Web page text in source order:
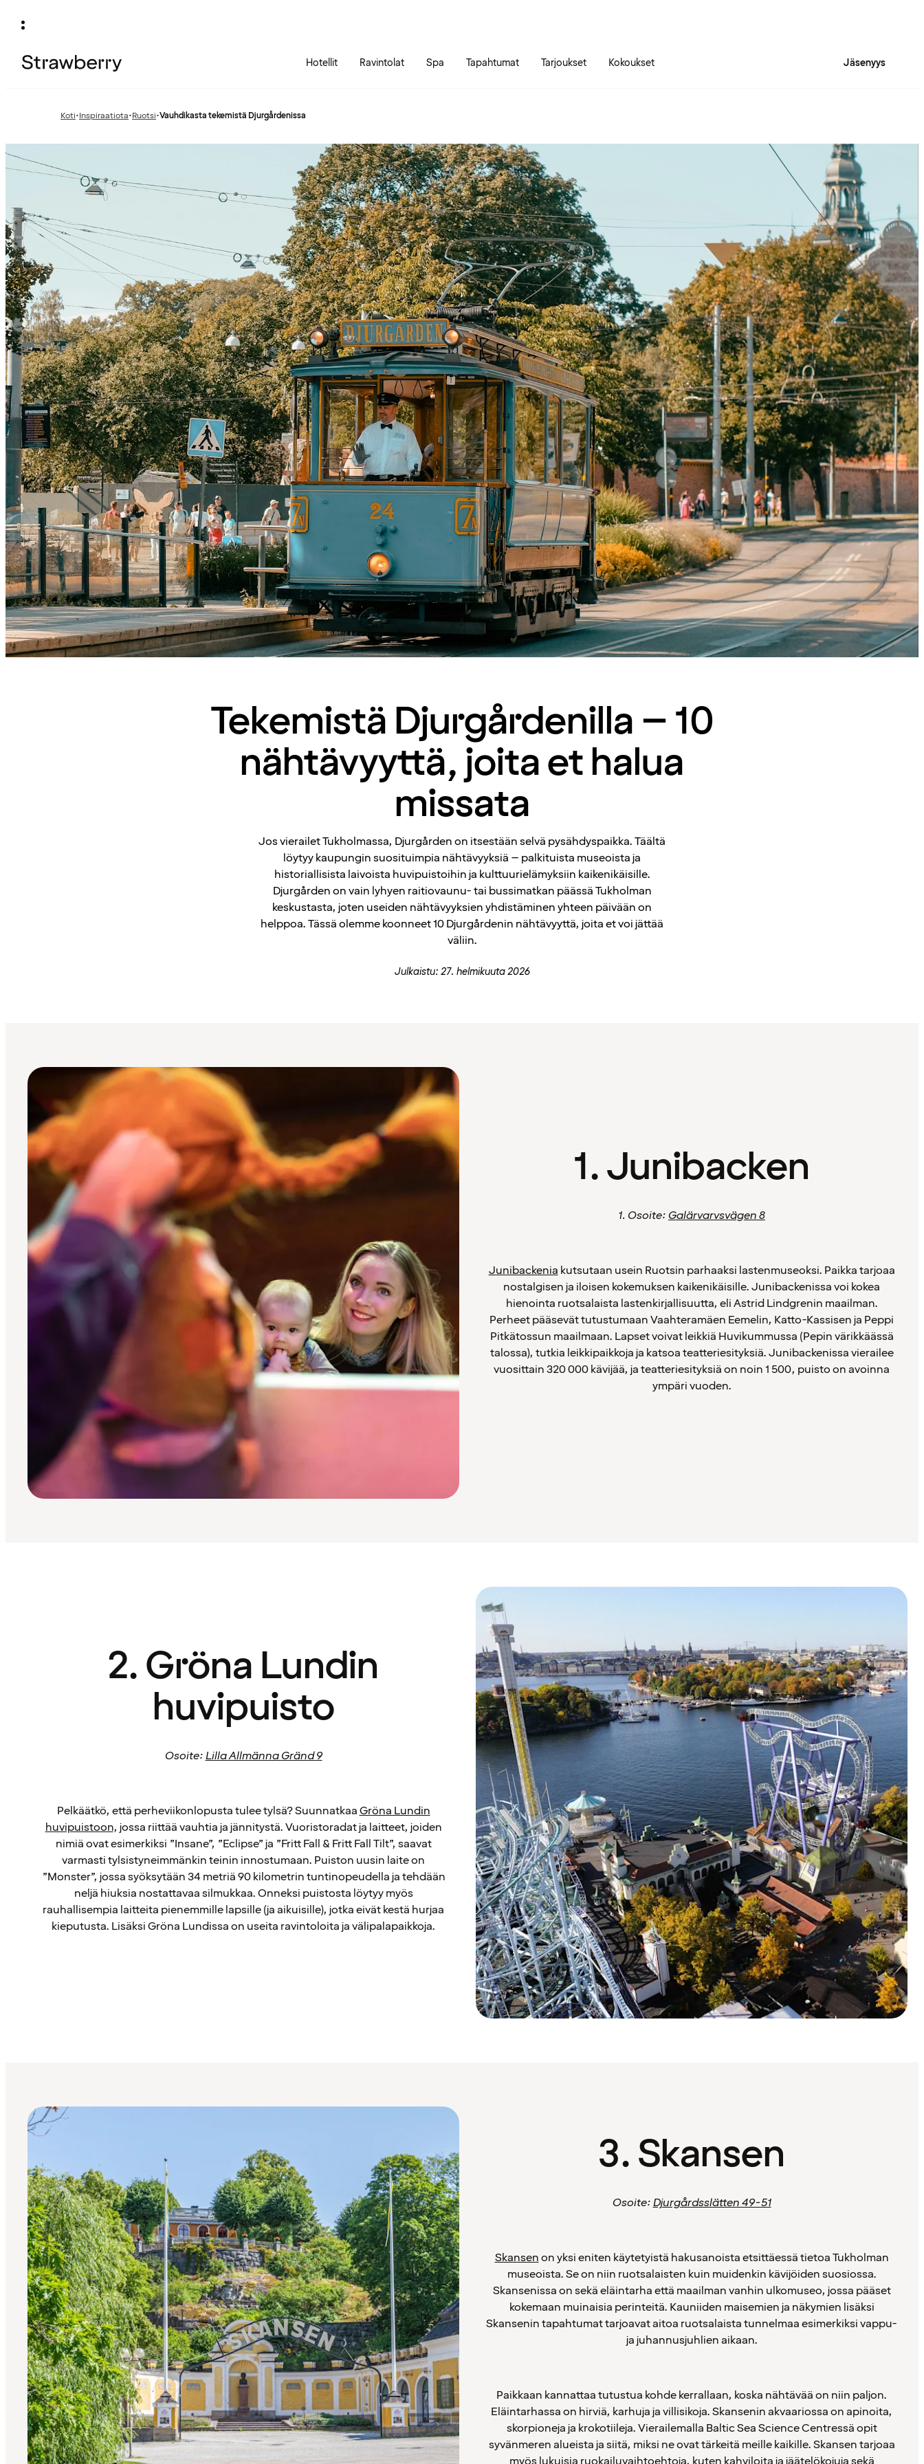
Hotellit Ravintolat Spa Tapahtumat Tarjoukset Kokoukset Jäsenyys
Koti•Edellinen
Inspiraatiota•Edellinen
Ruotsi•Vauhdikasta tekemistä Djurgårdenissa
Tekemistä Djurgårdenilla – 10
nähtävyyttä, joita et halua
missata
Jos vierailet Tukholmassa, Djurgården on itsestään selvä pysähdyspaikka. Täältä
löytyy kaupungin suosituimpia nähtävyyksiä – palkituista museoista ja
historiallisista laivoista huvipuistoihin ja kulttuurielämyksiin kaikenikäisille.
Djurgården on vain lyhyen raitiovaunu- tai bussimatkan päässä Tukholman
keskustasta, joten useiden nähtävyyksien yhdistäminen yhteen päivään on
helppoa. Tässä olemme koonneet 10 Djurgårdenin nähtävyyttä, joita et voi jättää
väliin.
Julkaistu: 27. helmikuuta 2026
1. Junibacken
1. Osoite:Galärvarvsvägen 8
Junibackenia kutsutaan usein Ruotsin parhaaksi lastenmuseoksi. Paikka tarjoaa
nostalgisen ja iloisen kokemuksen kaikenikäisille. Junibackenissa voi kokea
hienointa ruotsalaista lastenkirjallisuutta, eli Astrid Lindgrenin maailman.
Perheet pääsevät tutustumaan Vaahteramäen Eemelin, Katto-Kassisen ja Peppi
Pitkätossun maailmaan. Lapset voivat leikkiä Huvikummussa (Pepin värikkäässä
talossa), tutkia leikkipaikkoja ja katsoa teatteriesityksiä. Junibackenissa vierailee
vuosittain 320 000 kävijää, ja teatteriesityksiä on noin 1 500, puisto on avoinna
ympäri vuoden.
2. Gröna Lundin
huvipuisto
Osoite:Lilla Allmänna Gränd 9
Pelkäätkö, että perheviikonlopusta tulee tylsä? SuunnatkaaGröna Lundin
huvipuistoon, jossa riittää vauhtia ja jännitystä. Vuoristoradat ja laitteet, joiden
nimiä ovat esimerkiksi ”Insane”, ”Eclipse” ja ”Fritt Fall & Fritt Fall Tilt”, saavat
varmasti tylsistyneimmänkin teinin innostumaan. Puiston uusin laite on
”Monster”, jossa syöksytään 34 metriä 90 kilometrin tuntinopeudella ja tehdään
neljä hiuksia nostattavaa silmukkaa. Onneksi puistosta löytyy myös
rauhallisempia laitteita pienemmille lapsille (ja aikuisille), jotka eivät kestä hurjaa
kieputusta. Lisäksi Gröna Lundissa on useita ravintoloita ja välipalapaikkoja.
3. Skansen
Osoite:Djurgårdsslätten 49-51
Skansenon yksi eniten käytetyistä hakusanoista etsittäessä tietoa Tukholman
museoista. Se on niin ruotsalaisten kuin muidenkin kävijöiden suosiossa.
Skansenissa on sekä eläintarha että maailman vanhin ulkomuseo, jossa pääset
kokemaan muinaisia perinteitä. Kauniiden maisemien ja näkymien lisäksi
Skansenin tapahtumat tarjoavat aitoa ruotsalaista tunnelmaa esimerkiksi vappu-
ja juhannusjuhlien aikaan.
Paikkaan kannattaa tutustua kohde kerrallaan, koska nähtävää on niin paljon.
Eläintarhassa on hirviä, karhuja ja villisikoja. Skansenin akvaariossa on apinoita,
skorpioneja ja krokotiileja. Vierailemalla Baltic Sea Science Centressä opit
syvänmeren alueista ja siitä, miksi ne ovat tärkeitä meille kaikille. Skansen tarjoaa